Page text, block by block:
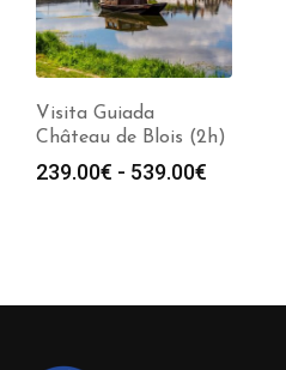
Visita Guiada
Château de Blois (2h)
239.00€ - 539.00€
hasta